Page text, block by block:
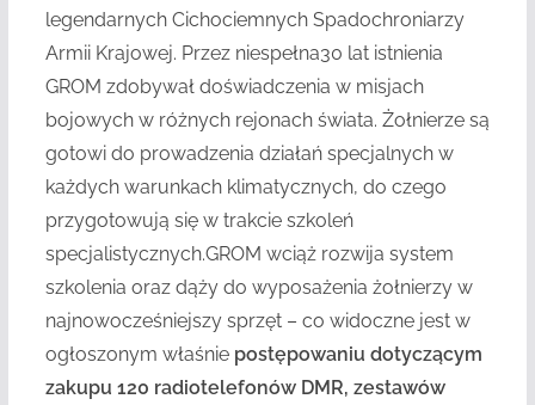
legendarnych Cichociemnych Spadochroniarzy
Armii Krajowej. Przez niespełna30 lat istnienia
GROM zdobywał doświadczenia w misjach
bojowych w różnych rejonach świata. Żołnierze są
gotowi do prowadzenia działań specjalnych w
każdych warunkach klimatycznych, do czego
przygotowują się w trakcie szkoleń
specjalistycznych.GROM wciąż rozwija system
szkolenia oraz dąży do wyposażenia żołnierzy w
najnowocześniejszy sprzęt – co widoczne jest w
ogłoszonym właśnie postępowaniu dotyczącym
zakupu 120 radiotelefonów DMR, zestawów